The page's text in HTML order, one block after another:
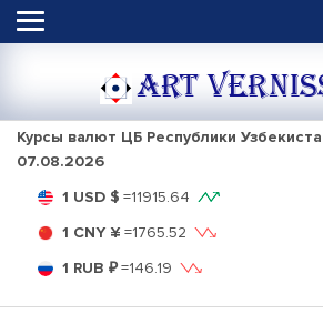
ART
Курсы валют ЦБ Республики
07.08.2026
1 USD $ =11915.64
1 CNY ¥ =1765.52
1 RUB ₽=146.19